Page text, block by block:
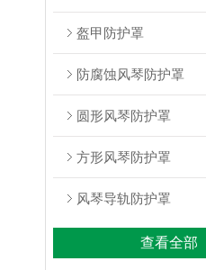
盔甲防护罩
防腐蚀风琴防护罩
圆形风琴防护罩
方形风琴防护罩
风琴导轨防护罩
查看全部